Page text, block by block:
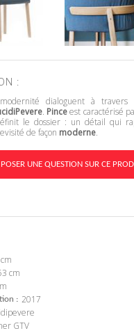
:
dialoguent à
. Pinceest caractérisé
le dossier : un détail qui
de façon moderne.
POSER UNE QUESTION SUR CE
cm
2017
GTV